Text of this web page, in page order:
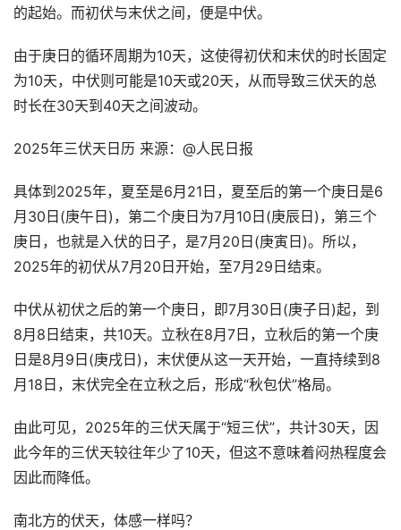
的起始。而初伏与末伏之间，便是中伏。
由于庚日的循环周期为10天，这使得初伏和末伏的时长固定
为10天，中伏则可能是10天或20天，从而导致三伏天的总
时长在30天到40天之间波动。
2025年三伏天日历 来源：@人民日报
具体到2025年，夏至是6月21日，夏至后的第一个庚日是6
月30日(庚午日)，第二个庚日为7月10日(庚辰日)，第三个
庚日，也就是入伏的日子，是7月20日(庚寅日)。所以，
2025年的初伏从7月20日开始，至7月29日结束。
中伏从初伏之后的第一个庚日，即7月30日(庚子日)起，到
8月8日结束，共10天。立秋在8月7日，立秋后的第一个庚
日是8月9日(庚戌日)，末伏便从这一天开始，一直持续到8
月18日，末伏完全在立秋之后，形成“秋包伏”格局。
由此可见，2025年的三伏天属于“短三伏”，共计30天，因
此今年的三伏天较往年少了10天，但这不意味着闷热程度会
因此而降低。
南北方的伏天，体感一样吗？